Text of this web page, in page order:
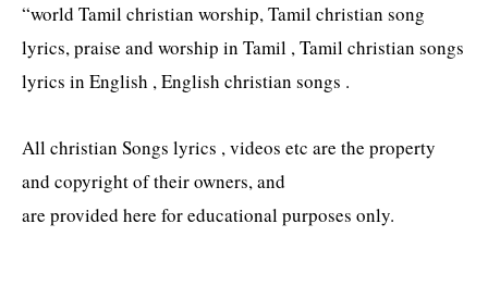
“world Tamil christian worship, Tamil christian song
lyrics, praise and worship in Tamil , Tamil christian songs
lyrics in English , English christian songs .
All christian Songs lyrics , videos etc are the property
and copyright of their owners, and
are provided here for educational purposes only.